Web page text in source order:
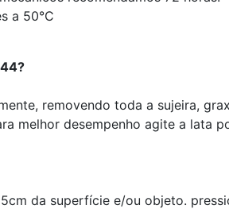
a 50°C
removendo toda a sujeira,
melhor desempenho agite a lata
da superfície e/ou objeto.